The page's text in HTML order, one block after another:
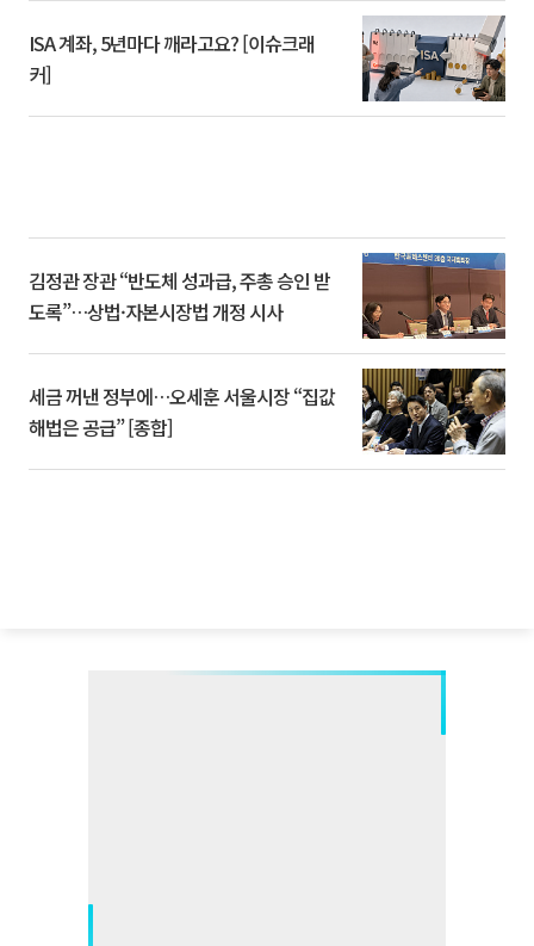
ISA 계좌, 5년마다 깨라고요? [이슈크래
커]
김정관 장관 “반도체 성과급, 주총 승인 받
도록”…상법·자본시장법 개정 시사
세금 꺼낸 정부에…오세훈 서울시장 “집값
해법은 공급” [종합]